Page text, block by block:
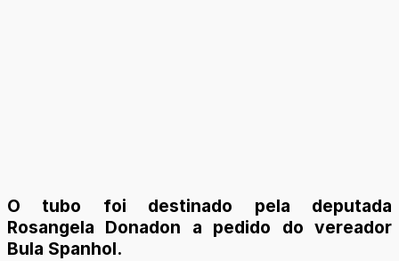
O tubo foi destinado pela deputada
Rosangela Donadon a pedido do vereador
Bula Spanhol.